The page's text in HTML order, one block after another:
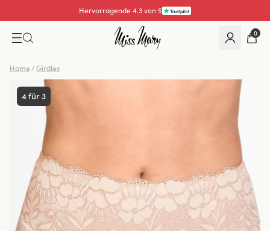
Hervorragende 4.3 von 5
0
Home / Girdles
4 für 3